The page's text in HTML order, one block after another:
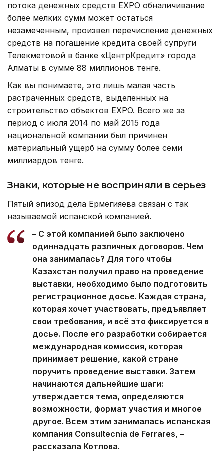
потока денежных средств EXPO обналичивание
более мелких сумм может остаться
незамеченным, произвел перечисление денежных
средств на погашение кредита своей супруги
Телекметовой в банке «ЦентрКредит» города
Алматы в сумме 88 миллионов тенге.
Как вы понимаете, это лишь малая часть
растраченных средств, выделенных на
строительство объектов EXPO. Всего же за
период с июля 2014 по май 2015 года
национальной компании был причинен
материальный ущерб на сумму более семи
миллиардов тенге.
Знаки, которые не восприняли в серьез
Пятый эпизод дела Ермегияева связан с так
называемой испанской компанией.
– С этой компанией было заключено
одиннадцать различных договоров. Чем
она занималась? Для того чтобы
Казахстан получил право на проведение
выставки, необходимо было подготовить
регистрационное досье. Каждая страна,
которая хочет участвовать, предъявляет
свои требования, и всё это фиксируется в
досье. После его разработки собирается
международная комиссия, которая
принимает решение, какой стране
поручить проведение выставки. Затем
начинаются дальнейшие шаги:
утверждается тема, определяются
возможности, формат участия и многое
другое. Всем этим занималась испанская
компания Consultecnia de Ferrares, –
рассказала Котлова.